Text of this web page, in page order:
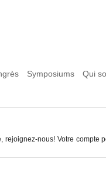
Symposiums Qui
nous! Votre compte